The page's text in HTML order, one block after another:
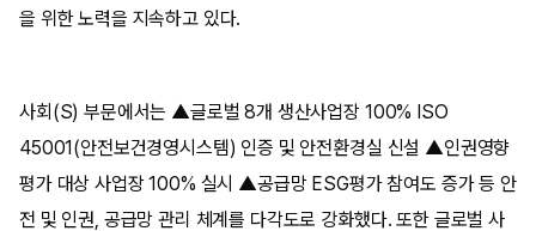
을 위한 노력을 지속하고 있다.
사회(S) 부문에서는 ▲글로벌 8개 생산사업장 100% ISO
45001(안전보건경영시스템) 인증 및 안전환경실 신설 ▲인권영향
평가 대상 사업장 100% 실시 ▲공급망 ESG평가 참여도 증가 등 안
전 및 인권, 공급망 관리 체계를 다각도로 강화했다. 또한 글로벌 사